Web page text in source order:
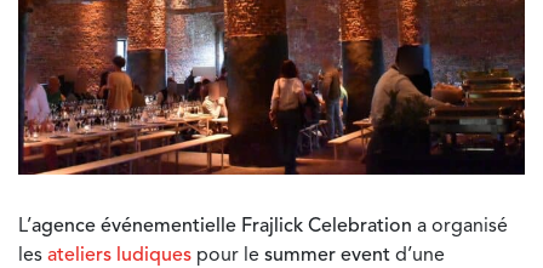
L’agence événementielle Frajlick Celebration a organisé
les ateliers ludiques pour le summer event d’une